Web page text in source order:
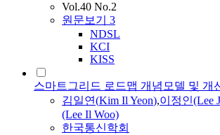
Vol.40 No.2
원문보기 3
NDSL
KCI
KISS
스마트그리드 로드맵 개념모델 및 개
김일연(Kim IlYeon),이정인(Lee
(Lee Il Woo)
한국통신학회